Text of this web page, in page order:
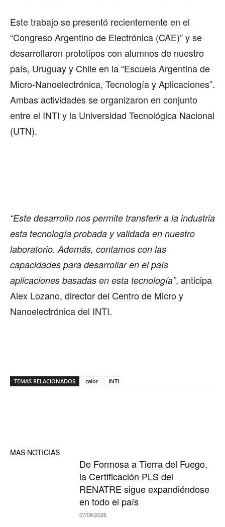
Este trabajo se presentó recientemente en el
“Congreso Argentino de Electrónica (CAE)” y se
desarrollaron prototipos con alumnos de nuestro
país, Uruguay y Chile en la “Escuela Argentina de
Micro-Nanoelectrónica, Tecnología y Aplicaciones”.
Ambas actividades se organizaron en conjunto
entre el INTI y la Universidad Tecnológica Nacional
(UTN).
“Este desarrollo nos permite transferir a la industria
esta tecnología probada y validada en nuestro
laboratorio. Además, contamos con las
capacidades para desarrollar en el país
aplicaciones basadas en esta tecnología”, anticipa
Alex Lozano, director del Centro de Micro y
Nanoelectrónica del INTI.
TEMAS RELACIONADOS calor INTI
MAS NOTICIAS
De Formosa a Tierra del Fuego,
la Certificación PLS del
RENATRE sigue expandiéndose
en todo el país
07/08/2026